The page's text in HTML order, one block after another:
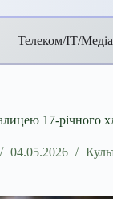
Телеком/ІТ/Медіа
17-річного
04.05.2026